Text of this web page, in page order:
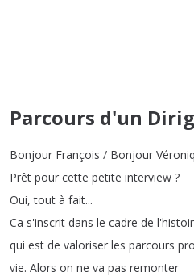
Parcours d'un
Bonjour François / Bonjour
Prêt pour cette petite interview ?
Oui,tout à fait...
Ca s'inscrit dans le cadre de
qui est de valoriser les parcours
vie. Alors on ne va pas remonter